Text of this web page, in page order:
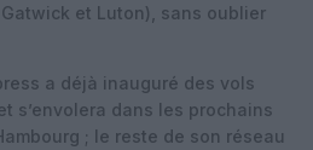
et Luton), sans oublier
a déjà inauguré des vols
s’envolera dans les prochains
; le reste de son réseau